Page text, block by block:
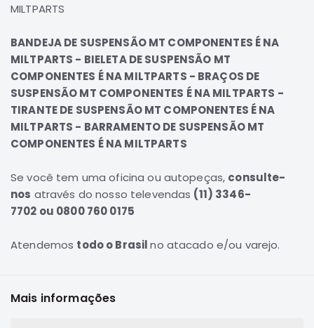
Elétrica
Acessórios
Airtrek
Motor
Suspensão
Freio
Filtros
Transmissão
MILTPARTS
BANDEJA DE SUSPENSÃO MT COMPONENTES É NA
MILTPARTS - BIELETA DE SUSPENSÃO MT
COMPONENTES É NA MILTPARTS - BRAÇOS DE
SUSPENSÃO MT COMPONENTES É NA MILTPARTS -
TIRANTE DE SUSPENSÃO MT COMPONENTES É NA
MILTPARTS - BARRAMENTO DE SUSPENSÃO MT
COMPONENTES É NA MILTPARTS
Se você tem uma oficina ou autopeças, consulte-
nos através do nosso televendas (11) 3346-
7702 ou 0800 760 0175
Atendemos todo o Brasil no atacado e/ou varejo.
Mais informações